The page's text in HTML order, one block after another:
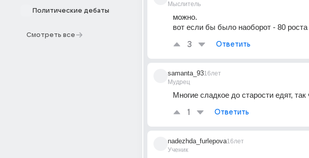
Политические дебаты
Смотреть все
Мыслитель
можно.
вот если бы было наоборот - 80
3 Ответить
samanta_93
Мудрец
16лет
Многие сладкое до старости едят,
1 Ответить
nadezhda_furlepova
Ученик
16лет